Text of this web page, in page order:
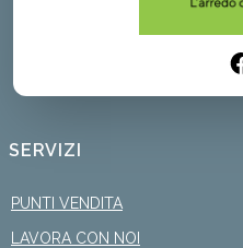
SERVIZI
PUNTI VENDITA
LAVORA CON NOI